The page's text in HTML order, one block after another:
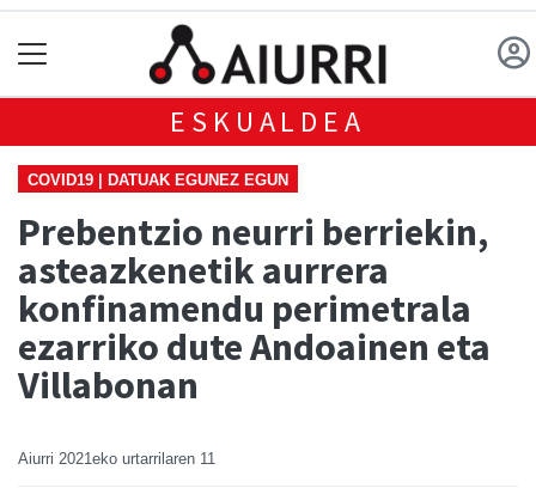
ESKUALDEA
COVID19 | DATUAK EGUNEZ EGUN
Prebentzio neurri berriekin,
asteazkenetik aurrera
konfinamendu perimetrala
ezarriko dute Andoainen eta
Villabonan
Aiurri 2021eko urtarrilaren 11